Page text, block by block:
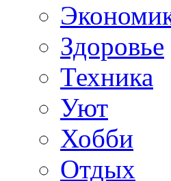
Здоровье
Техника
Уют
Хобби
Отдых